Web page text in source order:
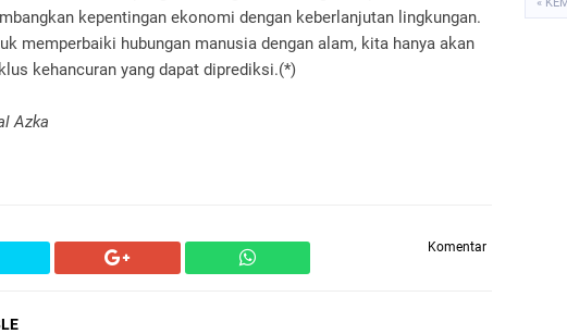
kepentingan ekonomi dengan keberlanjutan lingkungan.
memperbaiki hubungan manusia dengan alam, kita hanya akan
kehancuran yang dapat diprediksi.(*)
Azka
Komentar